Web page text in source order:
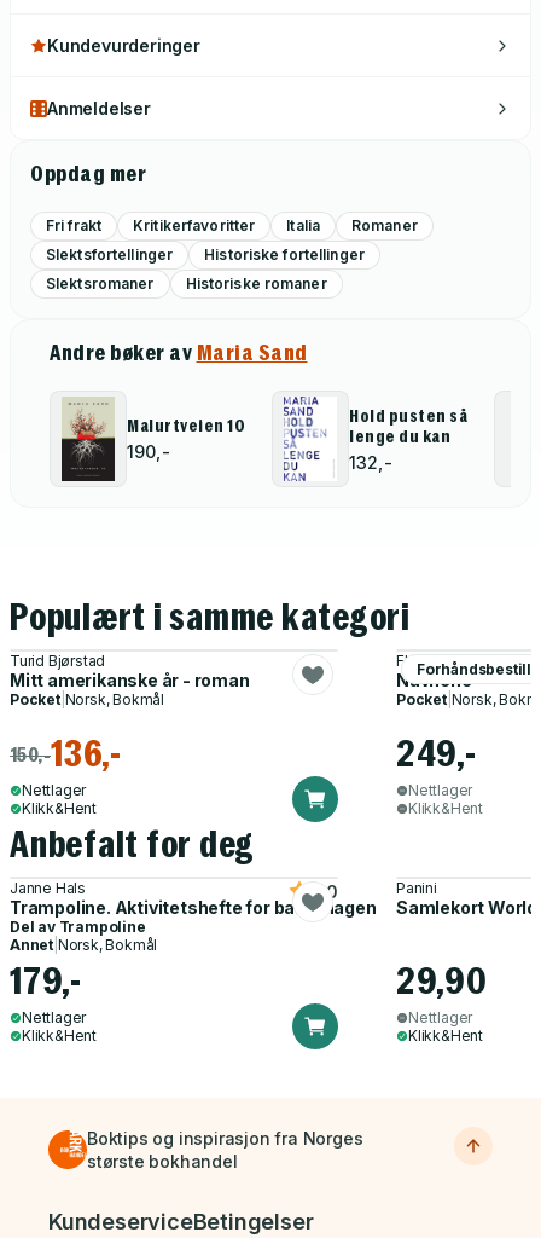
Kundevurderinger
Anmeldelser
Oppdag mer
Fri frakt Kritikerfavoritter Italia
Romaner
Slektsfortellinger
Historiske fortellinger
Slektsromaner
Historiske romaner
Andre bøker av Maria Sand
Malurtveien 10
190,-
Hold pusten så
lenge du kan
132,-
Populært i samme kategori
Turid Bjørstad
Mitt amerikanske år - roman
Pocket| Norsk, Bokmål
150,-136,-
Nettlager
Klikk&Hent
Forhåndsbestill
Florence Knapp
Navnene
Pocket| Norsk,
249,-
Nettlager
Klikk&Hent
Anbefalt for deg
Janne Hals
Trampoline. Aktivitetshefte for barnehagen
5.0
Del av Trampoline
Annet Norsk, Bokmål
179,-
Nettlager
Klikk&Hent
Panini
Samlekort
29,90
Nettlager
Klikk&Hent
Boktips og inspirasjon fra Norges
største bokhandel
Bunnmeny
KundeserviceBetingelser